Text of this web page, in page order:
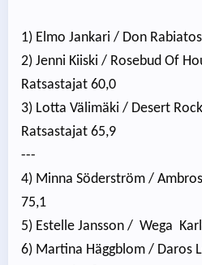
1) Elmo Jankari / Don
2) Jenni Kiiski / Rosebud Of
Ratsastajat 60,0
3) Lotta Välimäki / Desert
Ratsastajat 65,9
---
4) Minna Söderström /
75,1
5) Estelle Jansson / Wega
6) Martina Häggblom / Daros